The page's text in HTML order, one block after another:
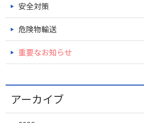
安全対策
危険物輸送
重要なお知らせ
アーカイブ